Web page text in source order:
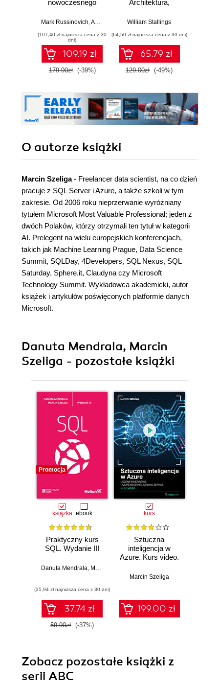
nowoczesnego
wirtualizacja,
rozruch,
bezpieczeństwo i
dużo więcej.
Wydanie VII
Mark Russinovich,Andrea Allievi ,Alex Ionescu,David Solomon
(107,40 zł najniższa cena z 30
dni)
109.19 zł
179.00zł (-39%)
Architektura,
projektowanie.
William Stallings
(64,50 zł najniższa cena z 30 dni)
65.79 zł
129.00zł (-49%)
O autorze książki
Marcin Szeliga- Freelancer data scientist, na co dzień
pracuje z SQL Server i Azure, a także szkoli w tym
zakresie. Od 2006 roku nieprzerwanie wyróżniany
tytułem Microsoft Most Valuable Professional; jeden z
dwóch Polaków, którzy otrzymali ten tytuł w kategorii
AI. Prelegent na wielu europejskich konferencjach,
takich jak Machine Learning Prague, Data Science
Summit, SQLDay, 4Developers, SQL Nexus, SQL
Saturday, Sphere.it, Claudyna czy Microsoft
Technology Summit. Wykładowca akademicki, autor
książek i artykułów poświęconych platformie danych
Microsoft.
Danuta Mendrala, Marcin
Szeliga - pozostałe książki
Promocja
książka ebook
Praktyczny kurs
SQL. Wydanie III
Danuta Mendrala Marcin Szeliga
(35,94 zł najniższa cena z 30 dni)
37.74 zł
59.90zł (-37%)
kurs
Sztuczna
inteligencja w
Azure. Kurs video.
maszynowe i
Marcin Szeliga
199.00 zł
Zobacz pozostałe książki z
serii ABC